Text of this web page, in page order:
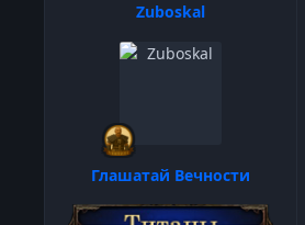
Zuboskal
Глашатай Вечности